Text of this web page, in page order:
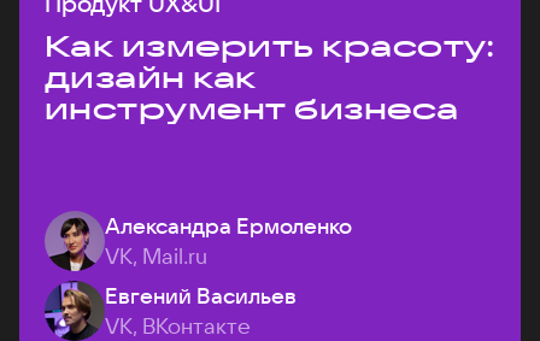
Как измерить красоту:
дизайн как
инструмент бизнеса
Александра Ермоленко
VK, Mail.ru
Евгений Васильев
VK, ВКонтакте